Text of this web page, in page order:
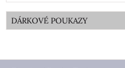
DÁRKOVÉ POUKAZY